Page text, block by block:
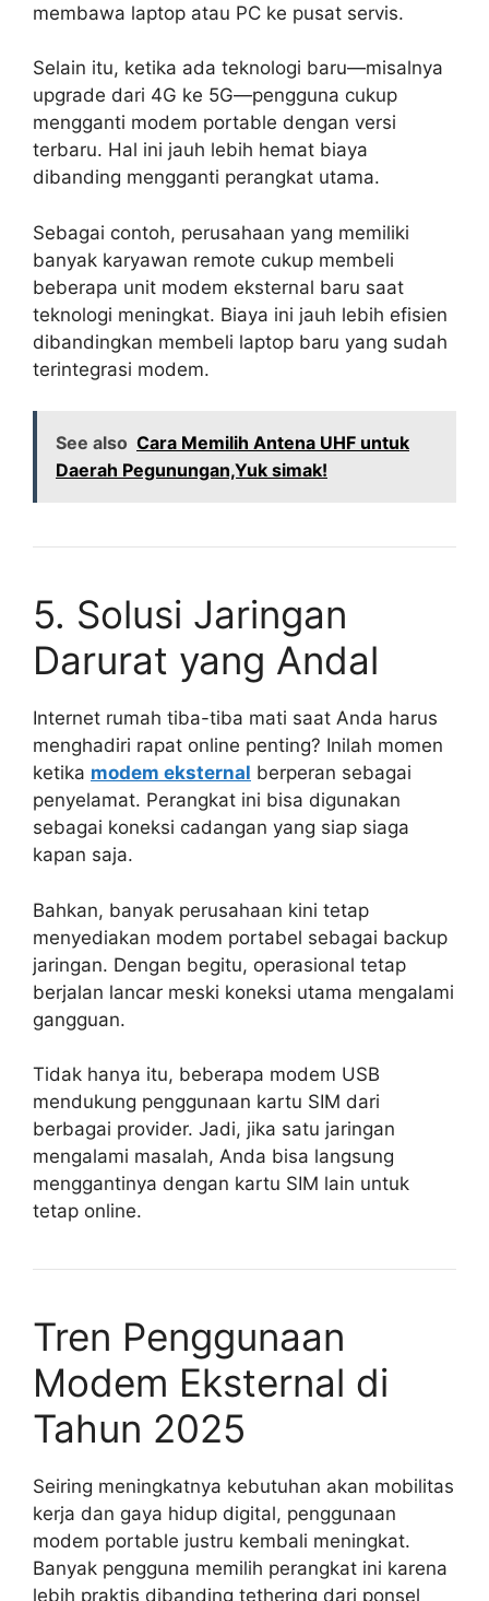
membawa laptop atau PC ke pusat servis.
Selain itu, ketika ada teknologi baru—misalnya
upgrade dari 4G ke 5G—pengguna cukup
mengganti modem portable dengan versi
terbaru. Hal ini jauh lebih hemat biaya
dibanding mengganti perangkat utama.
Sebagai contoh, perusahaan yang memiliki
banyak karyawan remote cukup membeli
beberapa unit modem eksternal baru saat
teknologi meningkat. Biaya ini jauh lebih efisien
dibandingkan membeli laptop baru yang sudah
terintegrasi modem.
See also Cara Memilih Antena UHF untuk
Daerah Pegunungan,Yuk simak!
5. Solusi Jaringan
Darurat yang Andal
Internet rumah tiba-tiba mati saat Anda harus
menghadiri rapat online penting? Inilah momen
ketika modem eksternal berperan sebagai
penyelamat. Perangkat ini bisa digunakan
sebagai koneksi cadangan yang siap siaga
kapan saja.
Bahkan, banyak perusahaan kini tetap
menyediakan modem portabel sebagai backup
jaringan. Dengan begitu, operasional tetap
berjalan lancar meski koneksi utama mengalami
gangguan.
Tidak hanya itu, beberapa modem USB
mendukung penggunaan kartu SIM dari
berbagai provider. Jadi, jika satu jaringan
mengalami masalah, Anda bisa langsung
menggantinya dengan kartu SIM lain untuk
tetap online.
Tren Penggunaan
Modem Eksternal di
Tahun 2025
Seiring meningkatnya kebutuhan akan mobilitas
kerja dan gaya hidup digital, penggunaan
modem portable justru kembali meningkat.
Banyak pengguna memilih perangkat ini karena
lebih praktis dibanding tethering dari ponsel